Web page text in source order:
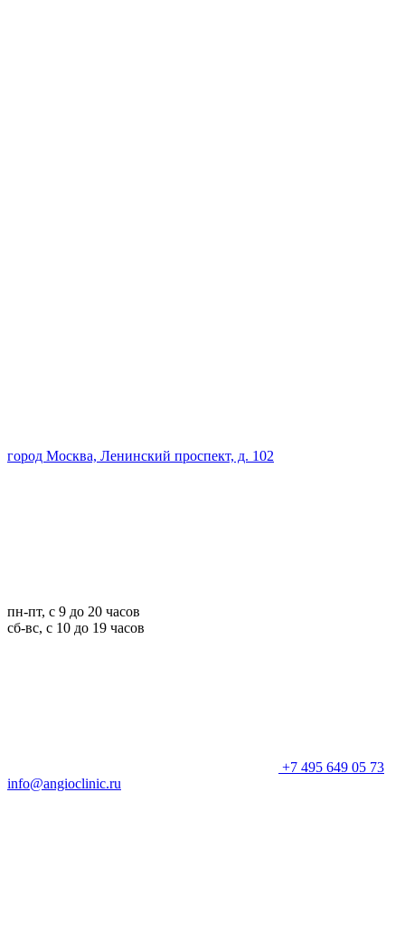
город Москва, Ленинский проспект, д. 102
пн-пт, с 9 до 20 часов
сб-вс, с 10 до 19 часов
+7 495 649 05 73
info@angioclinic.ru